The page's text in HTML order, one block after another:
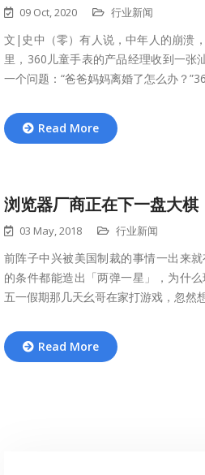
09 Oct, 2020 行业新闻
文|史中（零）有人说，中年人的崩溃
里，360儿童手表的产品经理收到一张
一个问题：“爸爸妈妈离婚了怎么办？
Read More
浏览器厂商正在下一盘大棋
03 May, 2018 行业新闻
前阵子中兴被美国制裁的事情一出来
的条件都能造出「两弹一星」，为什
五一假期那几天幺哥在家打游戏，忽然
Read More